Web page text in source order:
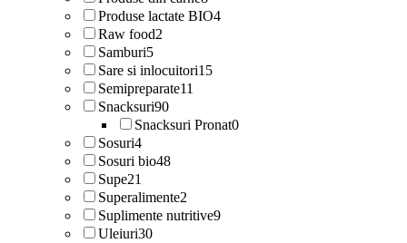
Produse lactate BIO4
Raw food2
Samburi5
Sare si inlocuitori15
Semipreparate11
Snacksuri90
Snacksuri Pronat0
Sosuri4
Sosuri bio48
Supe21
Superalimente2
Suplimente nutritive9
Uleiuri30